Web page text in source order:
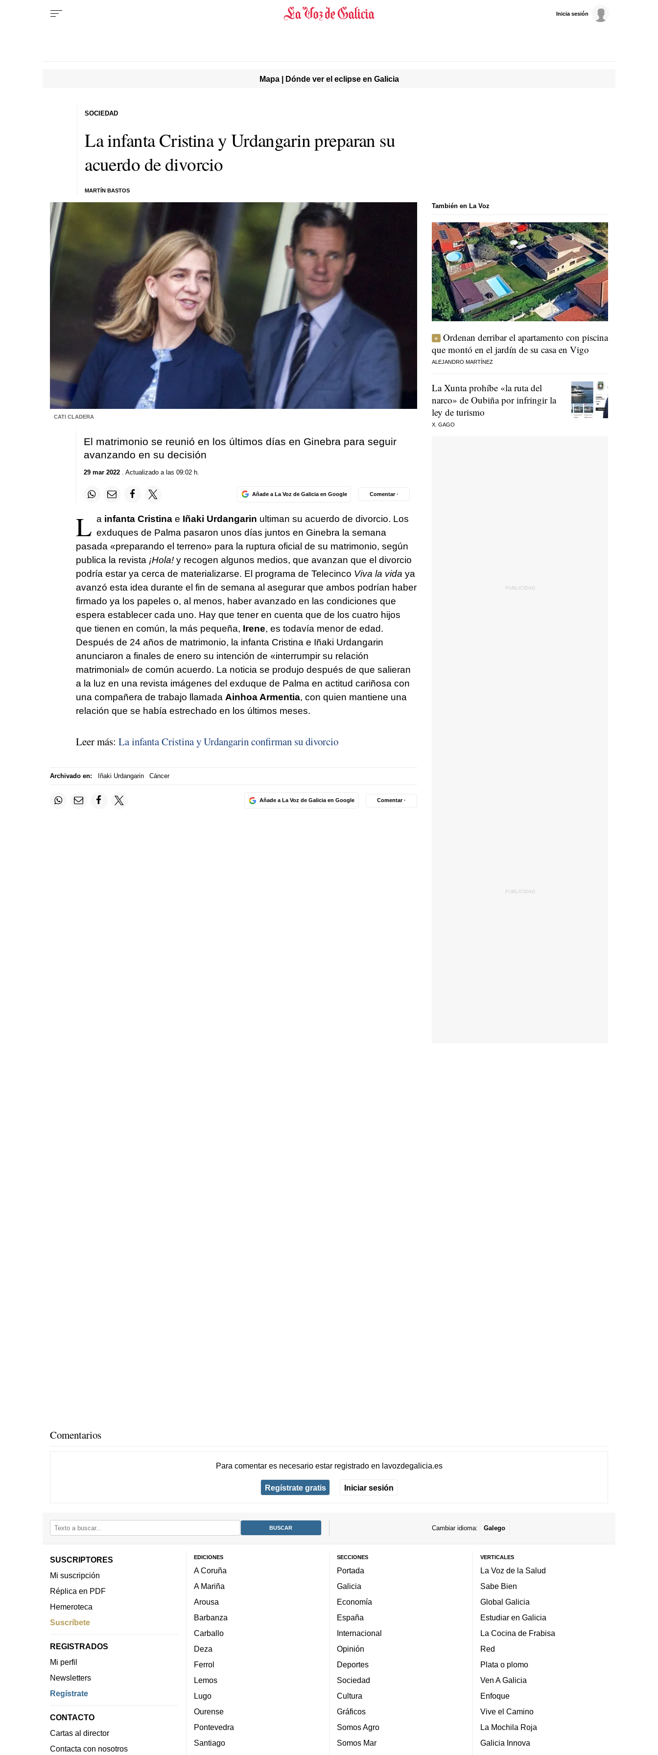
Inicia sesión
Mapa | Dónde ver el eclipse en Galicia
La infanta Cristina y Urdangarin preparan su
acuerdo de divorcio
MARTÍN BASTOS
SOCIEDAD
CATI CLADERA
El matrimonio se reunió en los últimos días en Ginebra para seguir
avanzando en su decisión
29 mar 2022. Actualizado a las 09:02 h.
Añade a La Voz de Galicia en Google Comentar ·
L a infanta Cristinae Iñaki Urdangarin ultiman su acuerdo de divorcio. Los
exduques de Palma pasaron unos días juntos en Ginebra la semana
pasada «preparando el terreno» para la ruptura oficial de su matrimonio, según
publica la revista ¡Hola!y recogen algunos medios, que avanzan que el divorcio
podría estar ya cerca de materializarse. El programa de Telecinco Viva la vida ya
avanzó esta idea durante el fin de semana al asegurar que ambos podrían haber
firmado ya los papeles o, al menos, haber avanzado en las condiciones que
espera establecer cada uno. Hay que tener en cuenta que de los cuatro hijos
que tienen en común, la más pequeña, Irene, es todavía menor de edad.
Después de 24 años de matrimonio, la infanta Cristina e Iñaki Urdangarin
anunciaron a finales de enero su intención de «interrumpir su relación
matrimonial» de común acuerdo. La noticia se produjo después de que salieran
a la luz en una revista imágenes del exduque de Palma en actitud cariñosa con
una compañera de trabajo llamada Ainhoa Armentia, con quien mantiene una
relación que se había estrechado en los últimos meses.
Leer más: La infanta Cristina y Urdangarin confirman su divorcio
Archivado en: Iñaki Urdangarin Cáncer
Añade a La Voz de Galicia en Google Comentar ·
También en La Voz
Ordenan derribar el apartamento con piscina
que montó en el jardín de su casa en Vigo
ALEJANDRO MARTÍNEZ
La Xunta prohíbe «la ruta del
narco» de Oubiña por infringir la
ley de turismo
X. GAGO
Comentarios
Para comentar es necesario estar registradoen lavozdegalicia.es
Regístrate gratis Iniciar sesión
Cambiar idioma: Galego
SUSCRIPTORES
Mi suscripción
Réplica en PDF
Hemeroteca
Suscríbete
REGISTRADOS
Mi perfil
Newsletters
Regístrate
CONTACTO
Cartas al director
Contacta con nosotros
EDICIONES
A Coruña
A Mariña
Arousa
Barbanza
Carballo
Deza
Ferrol
Lemos
Lugo
Ourense
Pontevedra
Santiago
SECCIONES
Portada
Galicia
Economía
España
Internacional
Opinión
Deportes
Sociedad
Cultura
Gráficos
Somos Agro
Somos Mar
VERTICALES
La Voz de la Salud
Sabe Bien
Global Galicia
Estudiar en Galicia
La Cocina de Frabisa
Red
Plata o plomo
Ven A Galicia
Enfoque
Vive el Camino
La Mochila Roja
Galicia Innova